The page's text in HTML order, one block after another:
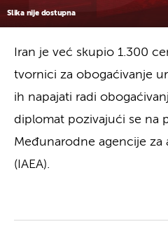
Slika nije dostupna
Iran je već skupio 1.300
tvornici za obogaćivanje
ih napajati radi
diplomat pozivajući se na
Međunarodne agencije za
(IAEA).